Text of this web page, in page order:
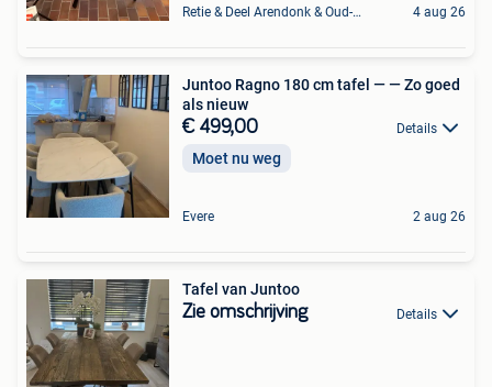
Retie & Deel Arendonk & Oud-Turnhout 4 aug 26
Juntoo Ragno 180 cm tafel — — Zo goed
als nieuw
€ 499,00 Details
Moet nu weg
Evere 2 aug 26
Tafel van Juntoo
Zie omschrijving Details